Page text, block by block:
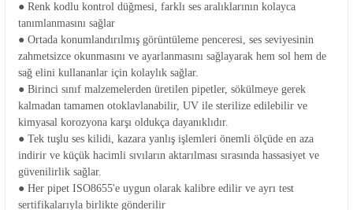
● Renk kodlu kontrol düğmesi, farklı ses aralıklarının kolayca
tanımlanmasını sağlar
● Ortada konumlandırılmış görüntüleme penceresi, ses seviyesinin
zahmetsizce okunmasını ve ayarlanmasını sağlayarak hem sol hem de
sağ elini kullananlar için kolaylık sağlar.
● Birinci sınıf malzemelerden üretilen pipetler, sökülmeye gerek
kalmadan tamamen otoklavlanabilir, UV ile sterilize edilebilir ve
kimyasal korozyona karşı oldukça dayanıklıdır.
● Tek tuşlu ses kilidi, kazara yanlış işlemleri önemli ölçüde en aza
indirir ve küçük hacimli sıvıların aktarılması sırasında hassasiyet ve
güvenilirlik sağlar.
● Her pipet ISO8655'e uygun olarak kalibre edilir ve ayrı test
sertifikalarıyla birlikte gönderilir